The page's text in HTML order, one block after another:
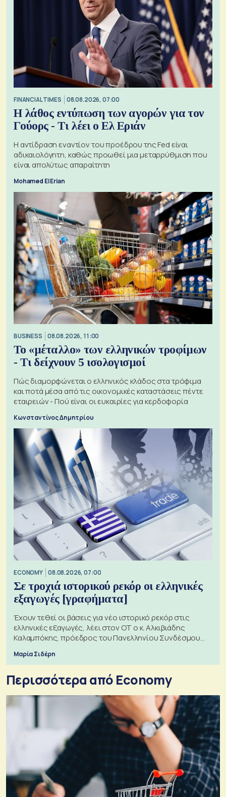
FINANCIAL TIMES 08.08.2026, 07:00
Η λάθος εντύπωση των αγορών για τον
Γούορς - Τι λέει ο Ελ Εριάν
Η αντίδραση εναντίον του προέδρου της Fed είναι
αδικαιολόγητη, καθώς προωθεί μια μεταρρύθμιση που
είναι απολύτως απαραίτητη
Mohamed El Erian
BUSINESS 08.08.2026, 11:00
Το «μέταλλο» των ελληνικών τροφίμων
- Τι δείχνουν 5 ισολογισμοί
Πώς διαμορφώνεται ο ελληνικός κλάδος στα τρόφιμα
και ποτά μέσα από τις οικονομικές καταστάσεις πέντε
εταιρειών - Πού είναι οι ευκαιρίες για κερδοφορία
Κωνσταντίνος Δημητρίου
ECONOMY 08.08.2026, 07:00
Σε τροχιά ιστορικού ρεκόρ οι ελληνικές
εξαγωγές [γραφήματα]
Έχουν τεθεί οι βάσεις για νέο ιστορικό ρεκόρ στις
ελληνικές εξαγωγές, λέει στον ΟΤ ο κ. Αλκιβιάδης
Καλαμπόκης, πρόεδρος του Πανελληνίου Συνδέσμου
Μαρία Σιδέρη
Περισσότερα από Economy